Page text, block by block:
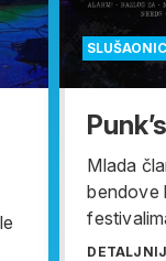
Mlada
bendove